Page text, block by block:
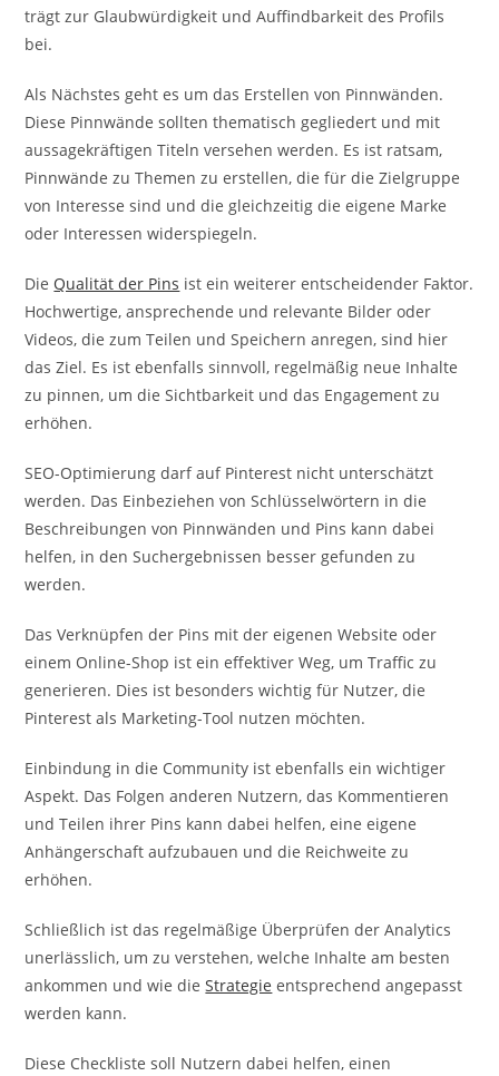
trägt zur Glaubwürdigkeit und Auffindbarkeit des Profils
bei.
Als Nächstes geht es um das Erstellen von Pinnwänden.
Diese Pinnwände sollten thematisch gegliedert und mit
aussagekräftigen Titeln versehen werden. Es ist ratsam,
Pinnwände zu Themen zu erstellen, die für die Zielgruppe
von Interesse sind und die gleichzeitig die eigene Marke
oder Interessen widerspiegeln.
Die Qualität der Pins ist ein weiterer entscheidender Faktor.
Hochwertige, ansprechende und relevante Bilder oder
Videos, die zum Teilen und Speichern anregen, sind hier
das Ziel. Es ist ebenfalls sinnvoll, regelmäßig neue Inhalte
zu pinnen, um die Sichtbarkeit und das Engagement zu
erhöhen.
SEO-Optimierung darf auf Pinterest nicht unterschätzt
werden. Das Einbeziehen von Schlüsselwörtern in die
Beschreibungen von Pinnwänden und Pins kann dabei
helfen, in den Suchergebnissen besser gefunden zu
werden.
Das Verknüpfen der Pins mit der eigenen Website oder
einem Online-Shop ist ein effektiver Weg, um Traffic zu
generieren. Dies ist besonders wichtig für Nutzer, die
Pinterest als Marketing-Tool nutzen möchten.
Einbindung in die Community ist ebenfalls ein wichtiger
Aspekt. Das Folgen anderen Nutzern, das Kommentieren
und Teilen ihrer Pins kann dabei helfen, eine eigene
Anhängerschaft aufzubauen und die Reichweite zu
erhöhen.
Schließlich ist das regelmäßige Überprüfen der Analytics
unerlässlich, um zu verstehen, welche Inhalte am besten
ankommen und wie dieStrategie entsprechend angepasst
werden kann.
Diese Checkliste soll Nutzern dabei helfen, einen